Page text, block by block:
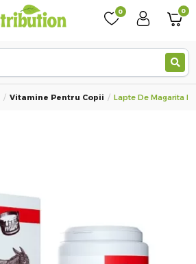
0 0
Vitamine Pentru Copii Lapte De Magarita